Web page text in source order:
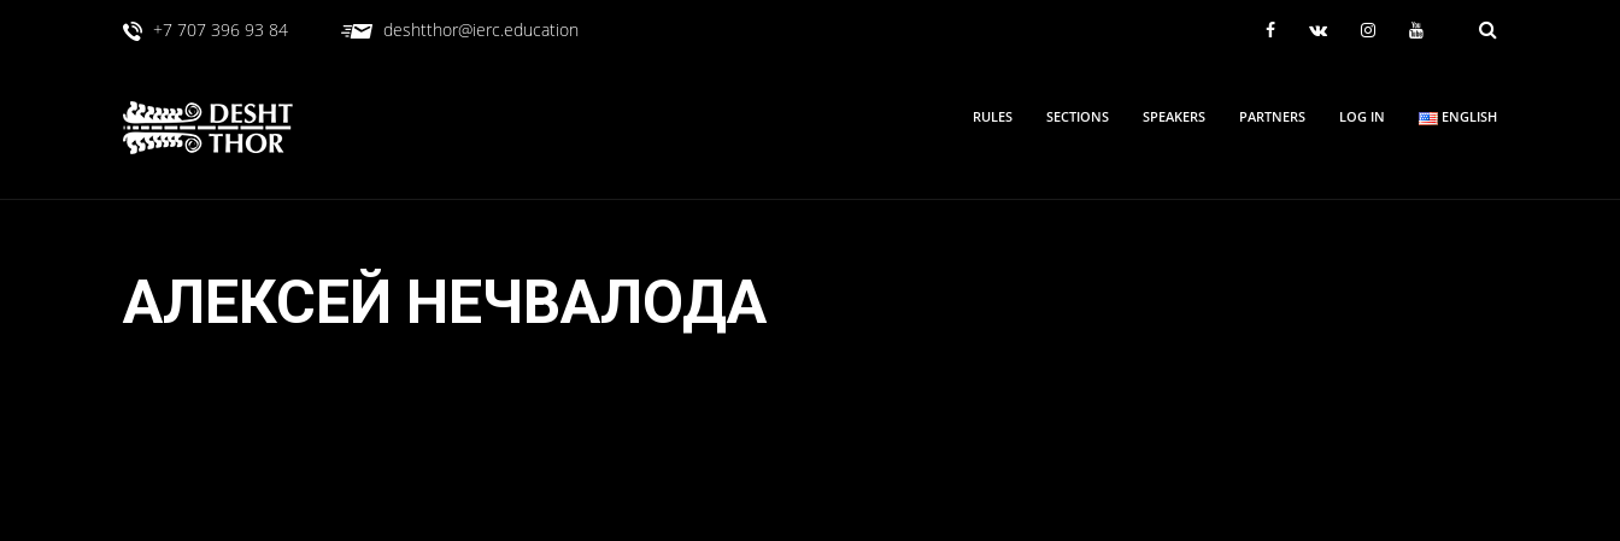
+7 707 396 93 84 deshtthor@ierc.education
RULES SECTIONS SPEAKERS PARTNERS LOG IN ENGLISH
АЛЕКСЕЙ НЕЧВАЛОДА